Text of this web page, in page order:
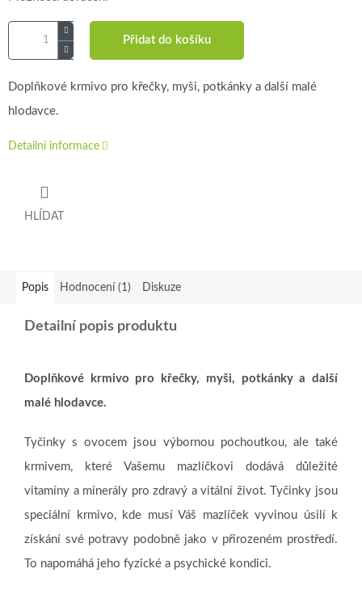
Přidat do košíku
Doplňkové krmivo pro křečky, myši, potkánky a další malé
hlodavce.
Detailní informace
HLÍDAT
Popis Hodnocení (1) Diskuze
Detailní popis produktu
Doplňkové krmivo pro křečky, myši, potkánky a další
malé hlodavce.
Tyčinky s ovocem jsou výbornou pochoutkou, ale také
krmivem, které Vašemu mazlíčkovi dodává důležité
vitamíny a minerály pro zdravý a vitální život. Tyčinky jsou
speciální krmivo, kde musí Váš mazlíček vyvinou úsilí k
získání své potravy podobně jako v přirozeném prostředí.
To napomáhá jeho fyzické a psychické kondici.